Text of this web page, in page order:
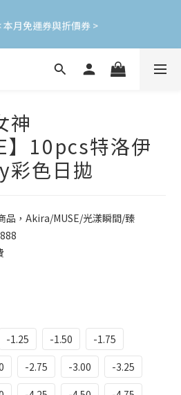
使用
本月免運券與折價券 >
(效期30天) | 可與LINE新好友$50疊加
神
】10pcs特洛伊
彩色日拋
品，Akira/MUSE/光漾瞬間/臻
-1.25 -1.50
-1.75
-2.75 -3.00
-3.25